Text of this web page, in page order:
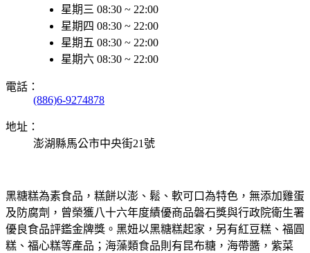
星期三 08:30 ~ 22:00
星期四 08:30 ~ 22:00
星期五 08:30 ~ 22:00
星期六 08:30 ~ 22:00
電話：
(886)6-9274878
地址：
澎湖縣馬公市中央街21號
黑糖糕為素食品，糕餅以澎、鬆、軟可口為特色，無添加雞蛋
及防腐劑，曾榮獲八十六年度績優商品磐石獎與行政院衛生署
優良食品評鑑金牌獎。黑妞以黑糖糕起家，另有紅豆糕、福圓
糕、福心糕等產品；海藻類食品則有昆布糖，海帶醬，紫菜